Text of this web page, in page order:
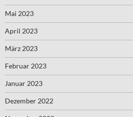
Mai 2023
April 2023
März 2023
Februar 2023
Januar 2023
Dezember 2022